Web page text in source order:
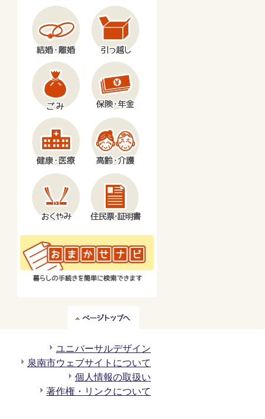
ト
ッ
プ
へ
ユニバーサルデザイン
泉南市ウェブサイトについて
個人情報の取扱い
著作権・リンクについて